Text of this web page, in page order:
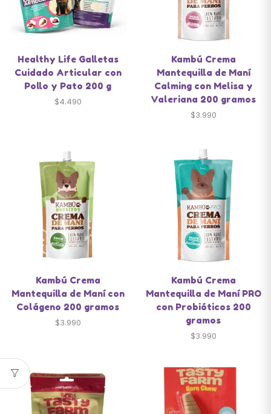
Healthy Life Galletas
Cuidado Articular con
Pollo y Pato 200 g
$4.490
Kambú Crema
Mantequilla de Maní
Calming con Melisa y
Valeriana 200 gramos
$3.990
Kambú Crema
Mantequilla de Maní con
Colágeno 200 gramos
$3.990
Kambú Crema
Mantequilla de Maní PRO
con Probióticos 200
gramos
$3.990